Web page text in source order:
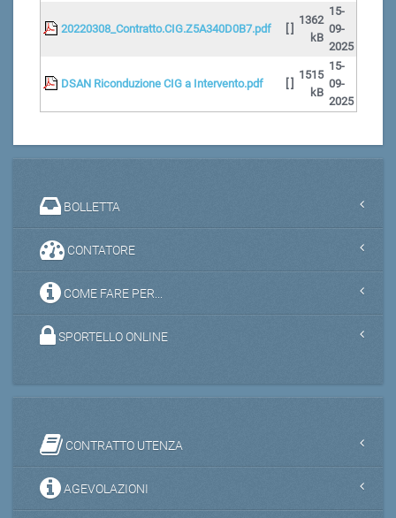
20220308_Contratto.CIG.Z5A340D0B7.pdf
1362
kB
15-
09-
2025
DSAN Riconduzione CIG a Intervento.pdf
1515
kB
15-
09-
2025
BOLLETTA
CONTATORE
COME FARE PER...
SPORTELLO ONLINE
CONTRATTO UTENZA
AGEVOLAZIONI